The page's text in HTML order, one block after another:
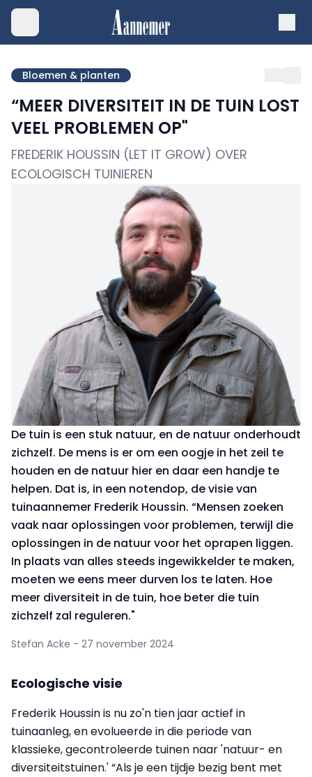
Bloemen & planten
“MEER DIVERSITEIT IN DE TUIN LOST
VEEL PROBLEMEN OP"
FREDERIK HOUSSIN (LET IT GROW) OVER
ECOLOGISCH TUINIEREN
De tuin is een stuk natuur, en de natuur onderhoudt
zichzelf. De mens is er om een oogje in het zeil te
houden en de natuur hier en daar een handje te
helpen. Dat is, in een notendop, de visie van
tuinaannemer Frederik Houssin. “Mensen zoeken
vaak naar oplossingen voor problemen, terwijl die
oplossingen in de natuur voor het oprapen liggen.
In plaats van alles steeds ingewikkelder te maken,
moeten we eens meer durven los te laten. Hoe
meer diversiteit in de tuin, hoe beter die tuin
zichzelf zal reguleren."
Stefan Acke - 27 november 2024
Ecologische visie
Frederik Houssin is nu zo'n tien jaar actief in
tuinaanleg, en evolueerde in die periode van
klassieke, gecontroleerde tuinen naar 'natuur- en
diversiteitstuinen.' “Als je een tijdje bezig bent met